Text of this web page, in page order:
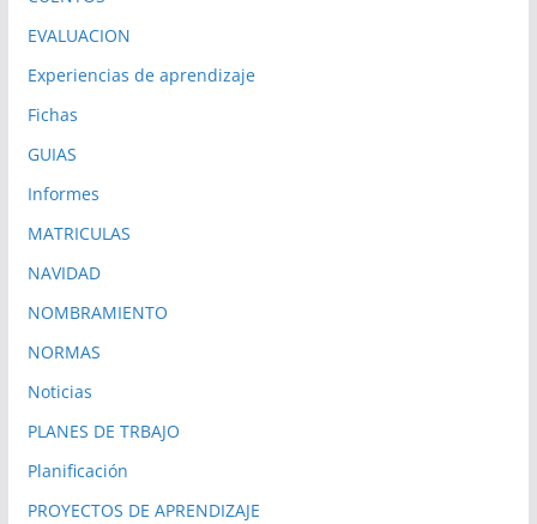
EVALUACION
Experiencias de aprendizaje
Fichas
GUIAS
Informes
MATRICULAS
NAVIDAD
NOMBRAMIENTO
NORMAS
Noticias
PLANES DE TRBAJO
Planificación
PROYECTOS DE APRENDIZAJE